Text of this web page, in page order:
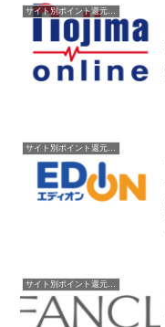
サイト別ポイント還元率一覧